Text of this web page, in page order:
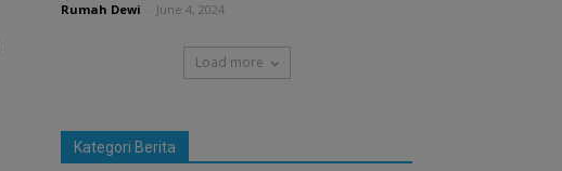
Rumah Dewi June 4, 2024
Load more
Kategori Berita